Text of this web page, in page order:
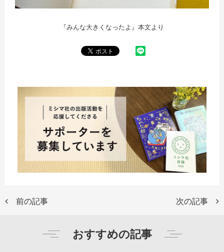
『みんな大きくなったよ』本文より
前の記事 次の記事
おすすめの記事